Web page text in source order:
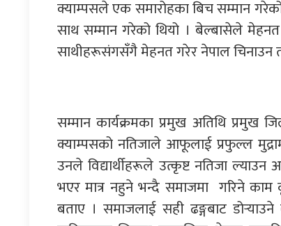
क्याम्पसले एक समारोहका बिच सम्मान
साथ सम्मान गरेको थियो । बेल्बासेले
साथीहरूसंगसँगै मेहनत गरेर नेपाल चिनाउन
सम्मान कार्यक्रमका प्रमुख अतिथि प्रमुख
क्याम्पसको नतिजाले आफूलाई प्रफुल्ल
उनले विद्यार्थीहरूले उत्कृष्ट नतिजा
भएर मात्र नहुने भन्दै समाजमा गरिने काम
बताए । समाजलाई सही ढङ्गबाट